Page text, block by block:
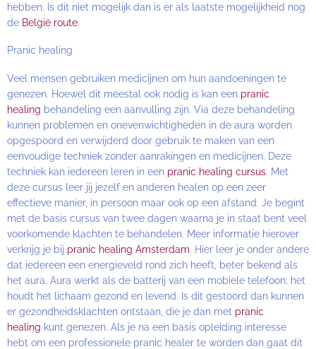
hebben. Is dit niet mogelijk dan is er als laatste mogelijkheid nog
de België route.
Pranic healing
Veel mensen gebruiken medicijnen om hun aandoeningen te
genezen. Hoewel dit meestal ook nodig is kan een pranic
healing behandeling een aanvulling zijn. Via deze behandeling
kunnen problemen en onevenwichtigheden in de aura worden
opgespoord en verwijderd door gebruik te maken van een
eenvoudige techniek zonder aanrakingen en medicijnen. Deze
techniek kan iedereen leren in een pranic healing cursus. Met
deze cursus leer jij jezelf en anderen healen op een zeer
effectieve manier, in persoon maar ook op een afstand. Je begint
met de basis cursus van twee dagen waarna je in staat bent veel
voorkomende klachten te behandelen. Meer informatie hierover
verkrijg je bij pranic healing Amsterdam. Hier leer je onder andere
dat iedereen een energieveld rond zich heeft, beter bekend als
het aura. Aura werkt als de batterij van een mobiele telefoon; het
houdt het lichaam gezond en levend. Is dit gestoord dan kunnen
er gezondheidsklachten ontstaan, die je dan met pranic
healing kunt genezen. Als je na een basis opleiding interesse
hebt om een professionele pranic healer te worden dan gaat dit